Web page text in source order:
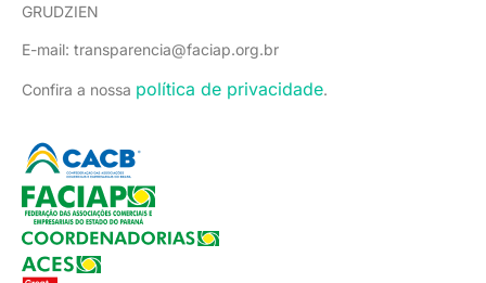
GRUDZIEN
E-mail: transparencia@faciap.org.br
Confira a nossa política de privacidade.